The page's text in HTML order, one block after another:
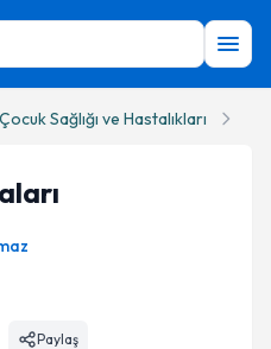
Çocuk Sağlığı ve Hastalıkları
Paylaş